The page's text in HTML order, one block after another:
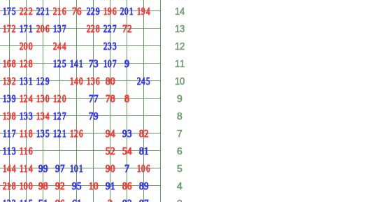
14
13
12
11
10
9
8
7
6
5
4
175
139
117
113
171
131
133
221
129
135
99
137
125
127
121
97
141
101
95
229
73
77
79
227
233
107
91
201
9
93
7
245
81
89
172
168
132
138
144
218
222
200
128
124
118
116
114
100
206
130
134
98
216
244
120
92
76
140
126
228
136
10
196
80
78
94
52
90
72
8
54
86
194
82
106